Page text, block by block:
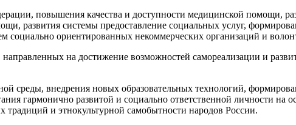
повышения качества и доступности медицинской помощи,
развития системы предоставление социальных услуг,
социально ориентированных некоммерческих организаций и
на достижение возможностей самореализации и
среды, внедрения новых образовательных технологий,
гармонично развитой и социально ответственной личности на
и этнокультурной самобытности народов России.